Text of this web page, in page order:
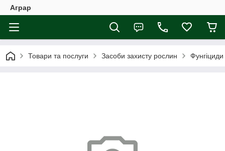
Аграр
Товари та послуги Засоби захисту рослин Фунгіциди